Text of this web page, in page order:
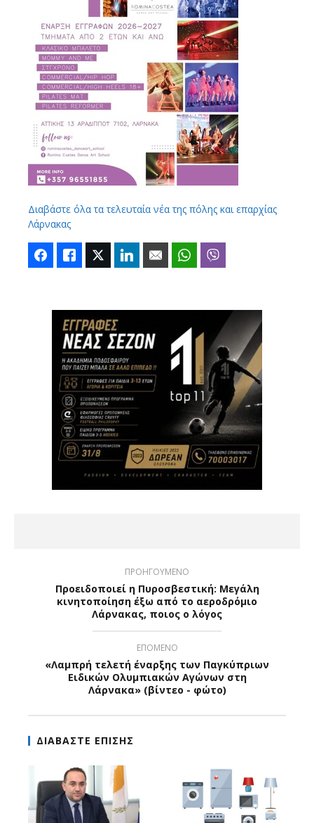
Διαβάστε όλα τα τελευταία νέα της πόλης και επαρχίας
Λάρνακας
FacebookLike Twitter LinkedIn Email WhatsApp
ΠΡΟΗΓΟΥΜΕΝΟ
Προειδοποιεί η Πυροσβεστική: Μεγάλη
κινητοποίηση έξω από το αεροδρόμιο
Λάρνακας, ποιος ο λόγος
ΕΠΟΜΕΝΟ
«Λαμπρή τελετή έναρξης των Παγκύπριων
Ειδικών Ολυμπιακών Αγώνων στη
Λάρνακα» (βίντεο - φώτο)
ΔΙΑΒΑΣΤΕ ΕΠΙΣΗΣ